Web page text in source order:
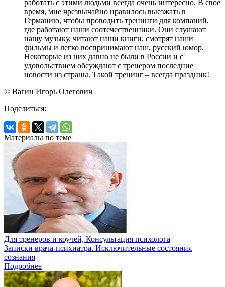
работать с этими людьми всегда очень интересно. В свое
время, мне чрезвычайно нравилось выезжать в
Германию, чтобы проводить тренинги для компаний,
где работают наши соотечественники. Они слушают
нашу музыку, читают наши книги, смотрят наши
фильмы и легко воспринимают наш, русский юмор.
Некоторые из них давно не были в России и с
удовольствием обсуждают с тренером последние
новости из страны. Такой тренинг – всегда праздник!
© Вагин Игорь Олегович
Поделиться:
Материалы по теме
Для тренеров и коучей, Консультация психолога
Записки врача-психиатра. Исключительные состояния
сознания
Подробнее